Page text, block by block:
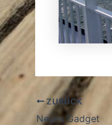
ZURÜCK
Neues Gadget